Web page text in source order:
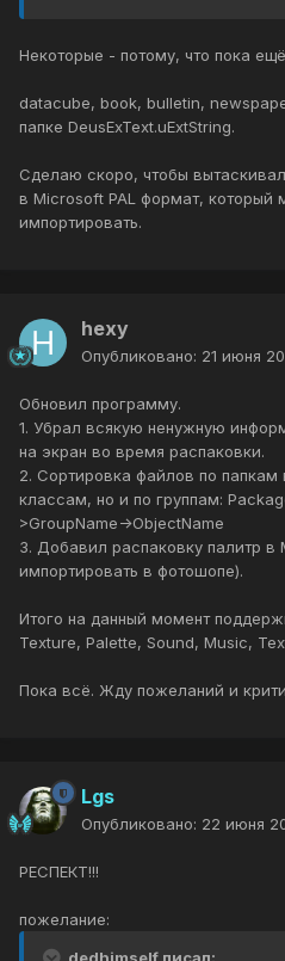
Некоторые - потому, что пока
datacube, book, bulletin,
папке DeusExText.uExtString.
Сделаю скоро, чтобы
в Microsoft PAL формат, который
импортировать.
hexy
Опубликовано: 21 июня
Обновил программу.
1. Убрал всякую ненужную
на экран во время распаковки.
2. Сортировка файлов по папкам
классам, но и по группам:
>GroupName->ObjectName
3. Добавил распаковку палитр
импортировать в фотошопе).
Итого на данный момент
Texture, Palette, Sound, Music,
Пока всё. Жду пожеланий и
Lgs
Опубликовано: 22 июня
РЕСПЕКТ!!!
пожелание: